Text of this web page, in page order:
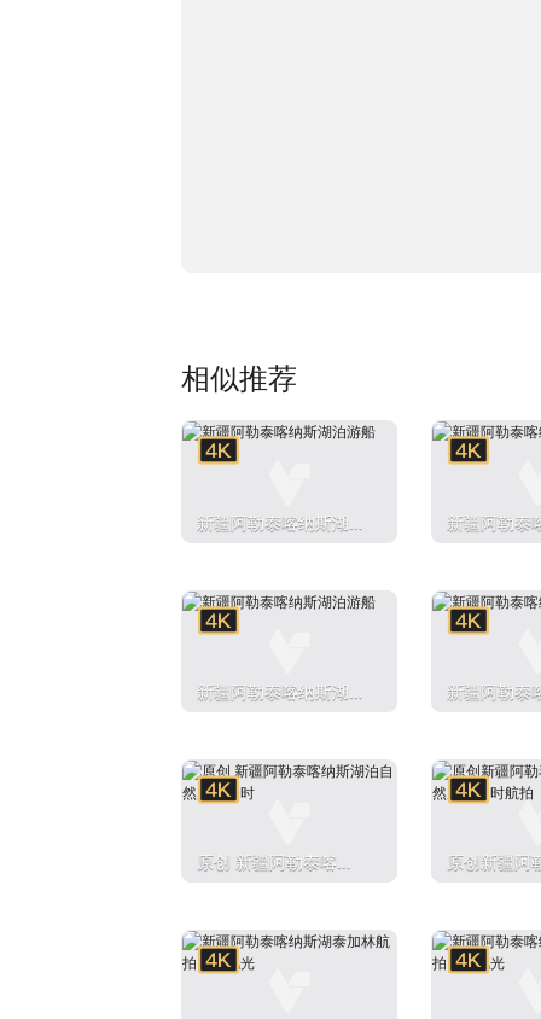
相似推荐
新疆阿勒泰喀纳斯湖泊
新疆阿勒泰
新疆阿勒泰喀纳斯湖泊
新疆阿勒泰
原创 新疆阿勒泰喀纳
原创新疆阿